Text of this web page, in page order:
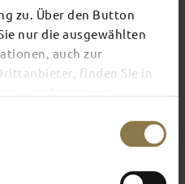
zu. Über den Button
nur die ausgewählten
auch zur
finden Sie in
going on in Fulda:
a fun-filled
– this is the
events and